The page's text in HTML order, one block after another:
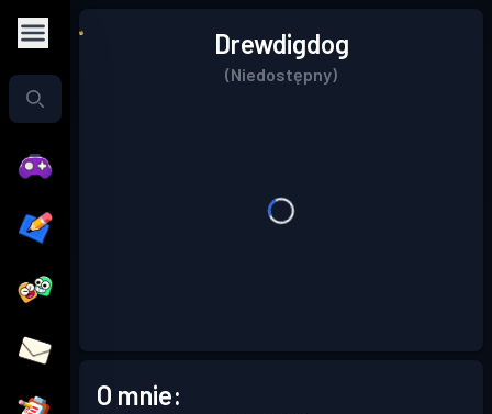
Drewdigdog
(Niedostępny)
O mnie: